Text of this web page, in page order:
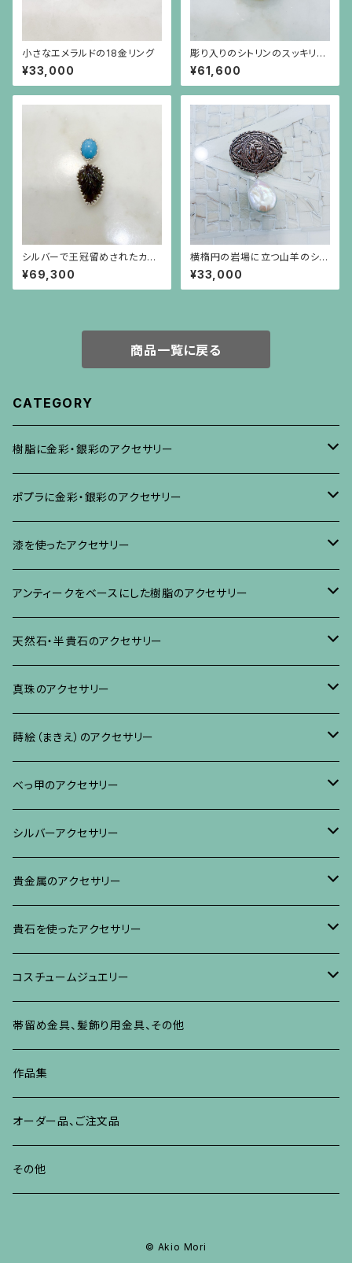
小さなエメラルドの18金リング
¥33,000
彫り入りのシトリンのスッキリと
したシルバー台のリング
¥61,600
シルバーで王冠留めされたカボ
ーションのターコイズと葉の形
と彫りのトルマリンのペンダント
（チェーン別）
¥69,300
横楕円の岩場に立つ山羊のシル
バープレートに白い大粒バロッ
クパールが揺れるブローチ兼ペ
ンダント
¥33,000
商品一覧に戻る
CATEGORY
樹脂に金彩・銀彩のアクセサリー
ブローチ
イヤリング・ピアス
ネックレス、その他
ポプラに金彩・銀彩のアクセサリー
ブローチ
イヤリング、ピアス
ネックレス、ペンダント
ブレスレット、バングル、その他
漆を使ったアクセサリー
ブローチ
イヤリング・ピアス
ネックレス・ペンダント
リング
ブレスレット・バングル、その他
アンティークをベースにした樹脂のアクセサリー
ブローチ
イヤリング・ピアス
ネックレス、ペンダント
ブレスレット、その他
天然石・半貴石のアクセサリー
ブローチ
イヤリング・ピアス
ネックレス、ペンダント
リング
ブレスレット、その他
真珠のアクセサリー
ブローチ
イヤリング・ピアス
ネックレス、ペンダント
リング
ブレスレット、その他
蒔絵（まきえ）のアクセサリー
べっ甲に蒔絵のアクセサリー
ブローチ
イヤリング・ピアス
真珠に蒔絵のアクセサリー
ブローチ
イヤリング、ピアス
水晶に蒔絵のアクセサリー
ブローチ
イヤリング、ピアス
朴の木やポプラに蒔絵のアクセサリー
ブローチ
イヤリング・ピアス
その他の蒔絵のアクセサリー
べっ甲のアクセサリー
ブローチ
イヤリング、ピアス
ネックレス、ペンダント
リング
ブレスレット、バングル、その他
シルバーアクセサリー
ブローチ
イヤリング、ピアス
ネックレス、ペンダント
リング
ブレスレット、バングル、その他
貴金属のアクセサリー
ブローチ
イヤリング、ピアス
ネックレス、ペンダント
ブレスレット、その他
リング
貴石を使ったアクセサリー
ブローチ
イヤリング、ピアス
ネックレス、ペンダント
リング
ブレスレット、バングル
コスチュームジュエリー
ブローチ
イヤリング、ピアス
ネックレス、ペンダント
リング
帯留め金具、髪飾り用金具、その他
作品集
オーダー品、ご注文品
その他
© Akio Mori